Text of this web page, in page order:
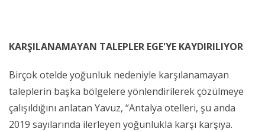
KARŞILANAMAYAN TALEPLER EGE'YE KAYDIRILIYOR
Birçok otelde yoğunluk nedeniyle karşılanamayan
taleplerin başka bölgelere yönlendirilerek çözülmeye
çalışıldığını anlatan Yavuz, “Antalya otelleri, şu anda
2019 sayılarında ilerleyen yoğunlukla karşı karşıya.